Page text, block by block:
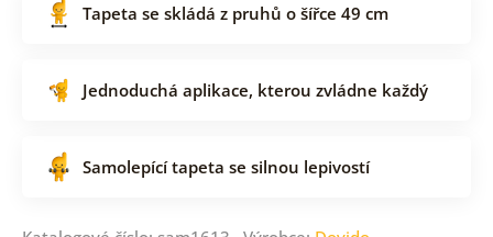
Tapeta se skládá z pruhů o šířce 49 cm
Jednoduchá aplikace, kterou zvládne každý
Samolepící tapeta se silnou lepivostí